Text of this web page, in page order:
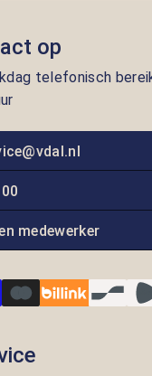
op
telefonisch
medewerker